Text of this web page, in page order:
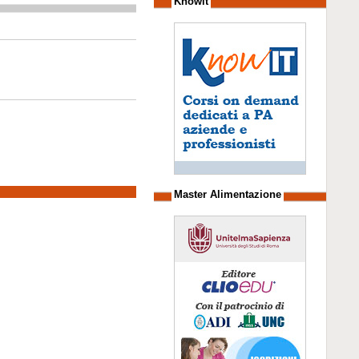
Master Alimentazione